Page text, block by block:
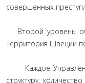
совершенных
Второй уровень
Территория Швеции
Каждое
структуру,